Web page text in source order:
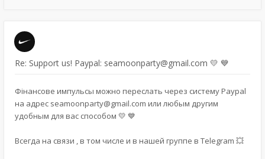
Re: Support us! Paypal: seamoonparty@gmail.com 💛 💙
Фінансове импульсы можно переслать через систему Paypal
на адрес seamoonparty@gmail.com или любым другим
удобным для вас способом 💛 💙
Всегда на связи , в том числе и в нашей группе в Telegram 💥